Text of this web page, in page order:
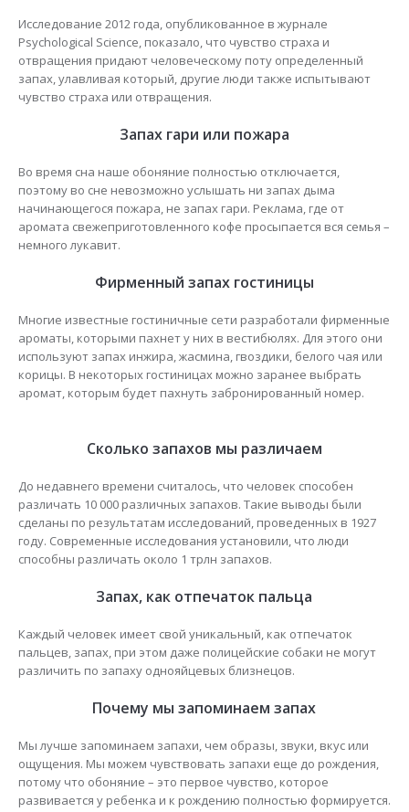
Исследование 2012 года, опубликованное в журнале
Psychological Science, показало, что чувство страха и
отвращения придают человеческому поту определенный
запах, улавливая который, другие люди также испытывают
чувство страха или отвращения.
Запах гари или пожара
Во время сна наше обоняние полностью отключается,
поэтому во сне невозможно услышать ни запах дыма
начинающегося пожара, не запах гари. Реклама, где от
аромата свежеприготовленного кофе просыпается вся семья –
немного лукавит.
Фирменный запах гостиницы
Многие известные гостиничные сети разработали фирменные
ароматы, которыми пахнет у них в вестибюлях. Для этого они
используют запах инжира, жасмина, гвоздики, белого чая или
корицы. В некоторых гостиницах можно заранее выбрать
аромат, которым будет пахнуть забронированный номер.
Сколько запахов мы различаем
До недавнего времени считалось, что человек способен
различать 10 000 различных запахов. Такие выводы были
сделаны по результатам исследований, проведенных в 1927
году. Современные исследования установили, что люди
способны различать около 1 трлн запахов.
Запах, как отпечаток пальца
Каждый человек имеет свой уникальный, как отпечаток
пальцев, запах, при этом даже полицейские собаки не могут
различить по запаху однояйцевых близнецов.
Почему мы запоминаем запах
Мы лучше запоминаем запахи, чем образы, звуки, вкус или
ощущения. Мы можем чувствовать запахи еще до рождения,
потому что обоняние – это первое чувство, которое
развивается у ребенка и к рождению полностью формируется.